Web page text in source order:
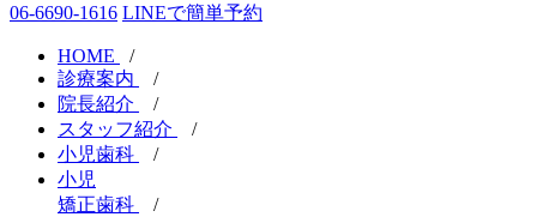
06-6690-1616 LINEで簡単予約
HOME
/
診療案内
/
院長紹介
/
スタッフ紹介
/
小児歯科
/
小児
矯正歯科
/